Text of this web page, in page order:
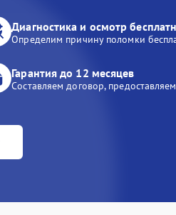
Диагностика и осмотр
Определим причину поломки
Гарантия до 12 месяцев
Составляем договор,